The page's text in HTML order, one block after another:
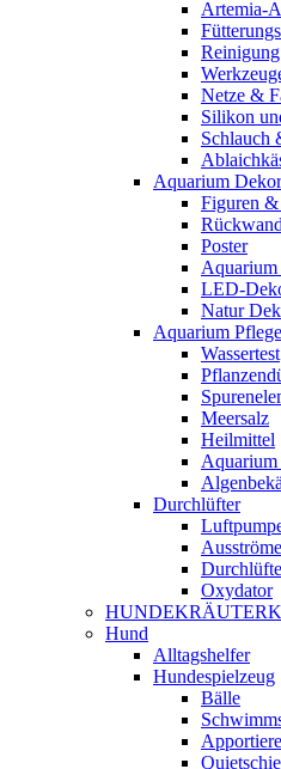
Artemia-
Reinigung
Netze &
Silikon
Schlauch
Aquarium
Figuren &
Rückwand
Poster
Aquarium
LED-
Natur
Aquarium Pflege
Wassertest
Meersalz
Heilmittel
Aquarium
Durchlüfter
Oxydator
Hund
Alltagshelfer
Hundespielzeug
Bälle